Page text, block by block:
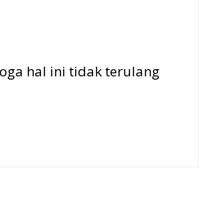
hal ini tidak terulang